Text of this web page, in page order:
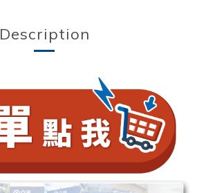
Description